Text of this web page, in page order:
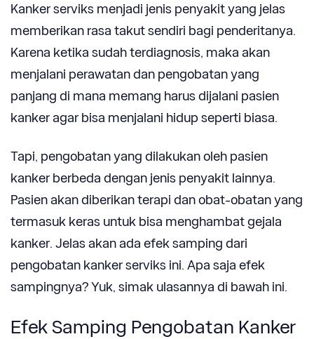
Kanker serviks menjadi jenis penyakit yang jelas
memberikan rasa takut sendiri bagi penderitanya.
Karena ketika sudah terdiagnosis, maka akan
menjalani perawatan dan pengobatan yang
panjang di mana memang harus dijalani pasien
kanker agar bisa menjalani hidup seperti biasa.
Tapi, pengobatan yang dilakukan oleh pasien
kanker berbeda dengan jenis penyakit lainnya.
Pasien akan diberikan terapi dan obat-obatan yang
termasuk keras untuk bisa menghambat gejala
kanker. Jelas akan ada efek samping dari
pengobatan kanker serviks ini. Apa saja efek
sampingnya? Yuk, simak ulasannya di bawah ini.
Efek Samping Pengobatan Kanker